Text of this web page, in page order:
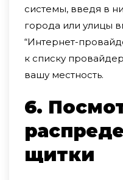
системы, введя в
города или улицы
“Интернет-
к списку
вашу местность.
6.
щитки